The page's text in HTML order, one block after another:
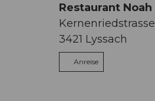
Restaurant Noah
Kernenriedstrasse
3421 Lyssach
Anreise